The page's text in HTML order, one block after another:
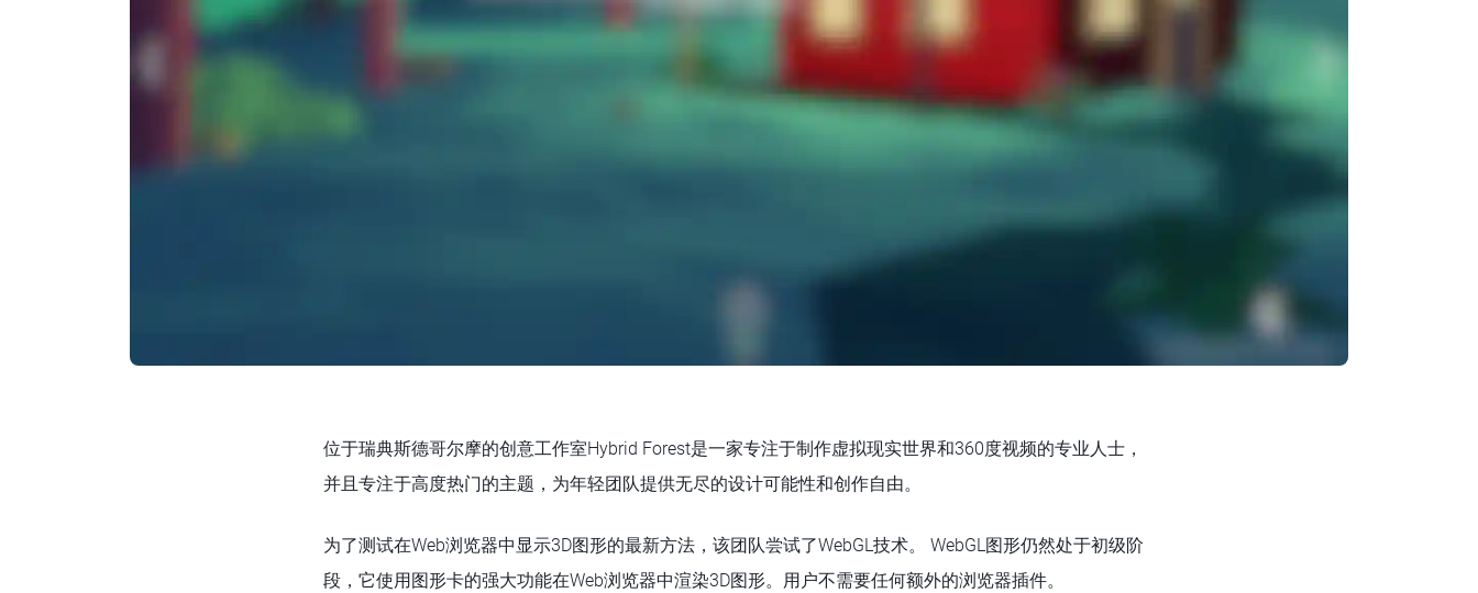
位于瑞典斯德哥尔摩的创意工作室Hybrid Forest是一家专注于制作虚拟现实世界和360度视频的专业人士，
并且专注于高度热门的主题，为年轻团队提供无尽的设计可能性和创作自由。
为了测试在Web浏览器中显示3D图形的最新方法，该团队尝试了WebGL技术。 WebGL图形仍然处于初级阶
段，它使用图形卡的强大功能在Web浏览器中渲染3D图形。用户不需要任何额外的浏览器插件。